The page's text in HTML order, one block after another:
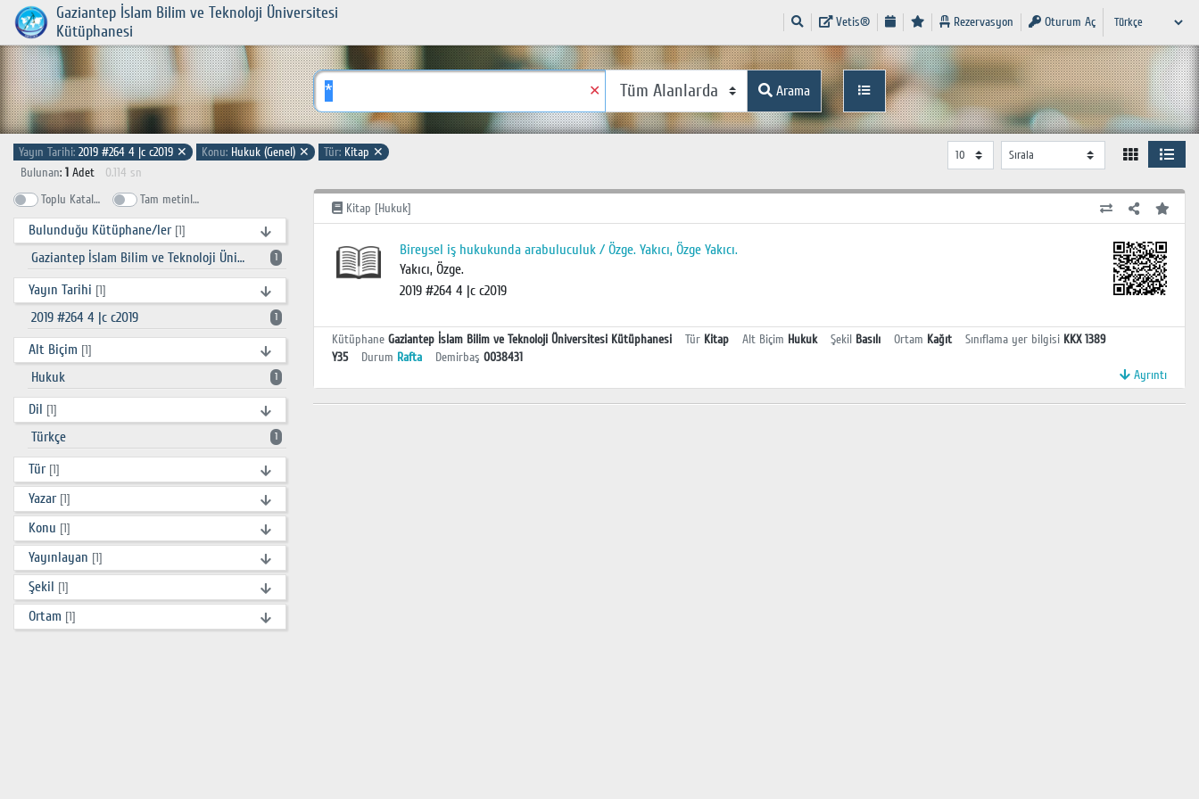
Gaziantep İslam Bilim ve Teknoloji Üniversitesi
Kütüphanesi
Vetis® Rezervasyon Oturum Aç
✕ Arama
Yayın Tarihi: 2019 #264 4 |c c2019 ✕ Konu: Hukuk (Genel) ✕ Tür: Kitap ✕
Bulunan: 1 Adet
0.114 sn
Toplu Katalog
Tam metinlerde ara
Bulunduğu Kütüphane/ler [1]
Gaziantep İslam Bilim ve Teknoloji Üniversitesi Kütüphanesi 1
Yayın Tarihi [1]
2019 #264 4 |c c2019 1
Alt Biçim [1]
Hukuk 1
Dil [1]
Türkçe 1
Tür [1]
Yazar [1]
Konu [1]
Yayınlayan [1]
Şekil [1]
Ortam [1]
Kitap [Hukuk]
Bireysel iş hukukunda arabuluculuk / Özge. Yakıcı, Özge Yakıcı.
Yakıcı, Özge.
2019 #264 4 |c c2019
Kütüphane Gaziantep İslam Bilim ve Teknoloji Üniversitesi Kütüphanesi Tür Kitap Alt Biçim Hukuk Şekil Basılı Ortam Kağıt Sınıflama yer bilgisi KKX 1389
Y35
Durum Rafta Demirbaş 0038431
Ayrıntı